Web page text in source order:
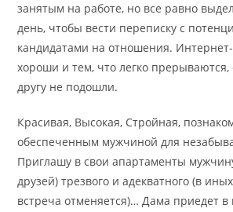
занятым на работе, но все равно
день, чтобы вести переписку с
кандидатами на отношения.
хороши и тем, что легко прерываются,
другу не подошли.
Красивая, Высокая, Стройная,
обеспеченным мужчиной для
Приглашу в свои апартаменты
друзей) трезвого и адекватного (в
встреча отменяется)… Дама приедет в